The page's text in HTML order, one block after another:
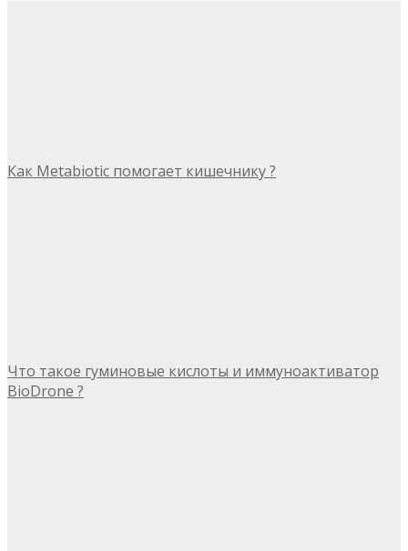
Как Metabiotic помогает кишечнику ?
Что такое гуминовые кислоты и иммуноактиватор
BioDrone ?